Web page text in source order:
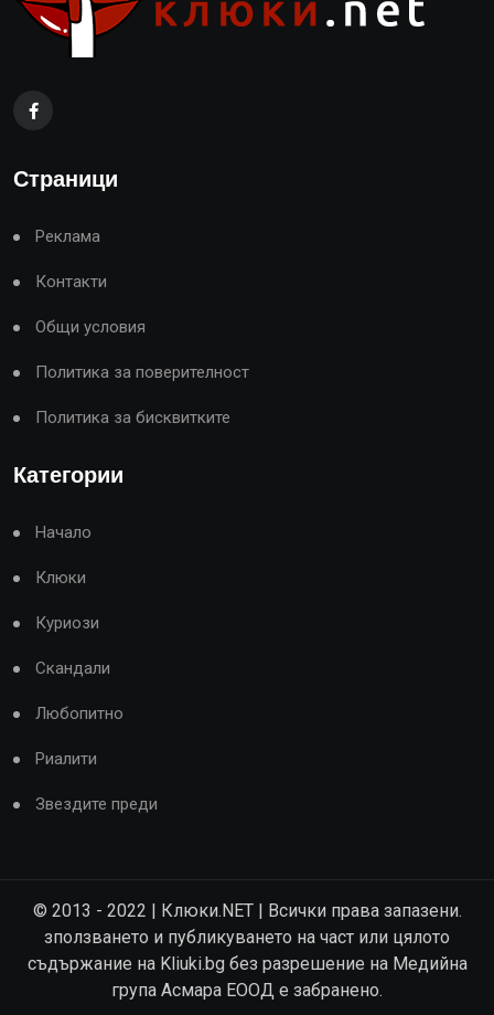
Страници
Реклама
Контакти
Общи условия
Политика за поверителност
Политика за бисквитките
Категории
Начало
Клюки
Куриози
Скандали
Любопитно
Риалити
Звездите преди
© 2013 - 2022 | Клюки.NET | Всички права запазени.
зползването и публикуването на част или цялото
съдържание на Kliuki.bg без разрешение на Медийна
група Асмара ЕООД е забранено.